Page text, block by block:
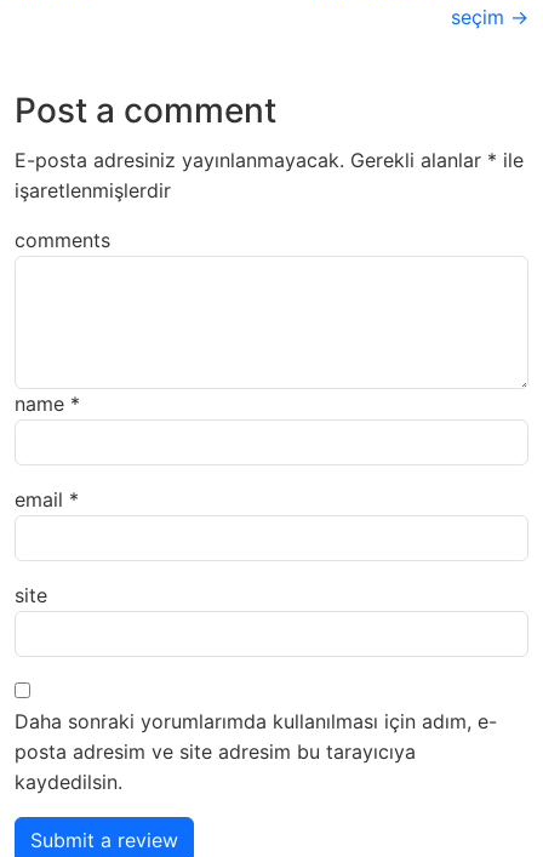
seçim →
Post a comment
E-posta adresiniz yayınlanmayacak. Gerekli alanlar * ile
işaretlenmişlerdir
comments
name *
email *
site
Daha sonraki yorumlarımda kullanılması için adım, e-
posta adresim ve site adresim bu tarayıcıya
kaydedilsin.
Submit a review